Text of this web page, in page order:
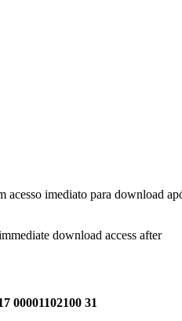
imediato para download
download access after
00001102100 31